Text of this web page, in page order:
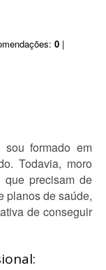
0 |
formado em
Todavia, moro
precisam de
planos de saúde,
de conseguir